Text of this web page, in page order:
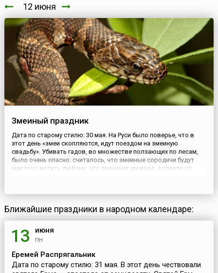
12 июня
Змеиный праздник
Дата по старому стилю: 30 мая. На Руси было поверье, что в
этот день «змеи скопляются, идут поездом на змеиную
свадьбу». Убивать гадов, во множестве ползающих по лесам,
было очень опасно: считалось, что змеиные сородичи будут
жестоко мстить любому, кто причинит им вред, а спасти от
Ближайшие праздники в народном календаре:
13 июня
пн
Еремей Распрягальник
Дата по старому стилю: 31 мая. В этот день чествовали